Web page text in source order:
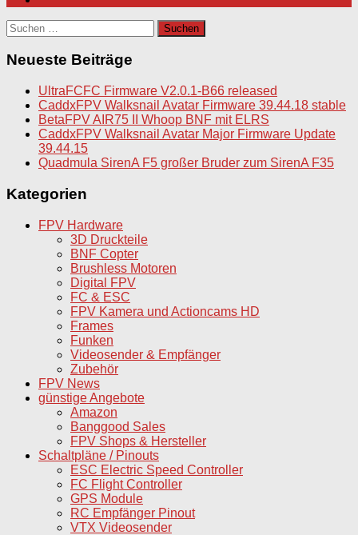
Suchen
nach:
Neueste Beiträge
UltraFCFC Firmware V2.0.1-B66 released
CaddxFPV Walksnail Avatar Firmware 39.44.18 stable
BetaFPV AIR75 II Whoop BNF mit ELRS
CaddxFPV Walksnail Avatar Major Firmware Update
39.44.15
Quadmula SirenA F5 großer Bruder zum SirenA F35
Kategorien
FPV Hardware
3D Druckteile
BNF Copter
Brushless Motoren
Digital FPV
FC & ESC
FPV Kamera und Actioncams HD
Frames
Funken
Videosender & Empfänger
Zubehör
FPV News
günstige Angebote
Amazon
Banggood Sales
FPV Shops & Hersteller
Schaltpläne / Pinouts
ESC Electric Speed Controller
FC Flight Controller
GPS Module
RC Empfänger Pinout
VTX Videosender